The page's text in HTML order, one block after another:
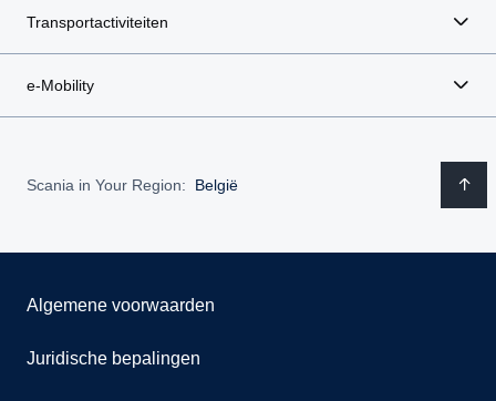
Transportactiviteiten
e-Mobility
Scania in Your Region: België
Algemene voorwaarden
Juridische bepalingen